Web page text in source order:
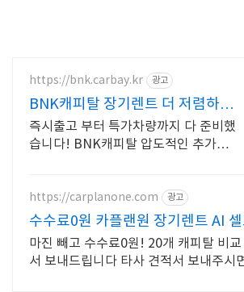
https://bnk.carbay.kr 광고
BNK캐피탈 장기렌트 더 저렴하게
계약하고
즉시출고 부터 특가차량까지 다 준비했
습니다! BNK캐피탈 압도적인 추가할
렴한 견적!
https://carplanone.com 광고
수수료0원 카플랜원 장기렌트 AI
마진 빼고 수수료0원! 20개 캐피탈 비교
서 보내드립니다 타사 견적서 보내주시